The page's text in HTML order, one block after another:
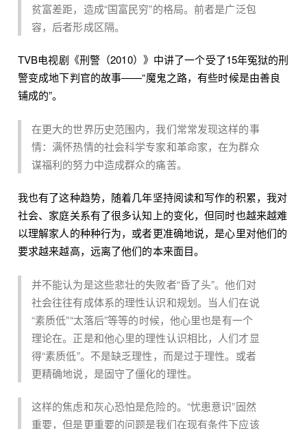
贫富差距，造成“国富民穷”的格局。前者是广泛包
容，后者形成区隔。
TVB电视剧《刑警（2010）》中讲了一个受了15年冤狱的刑
警变成地下判官的故事——“魔鬼之路，有些时候是由善良
铺成的”。
在更大的世界历史范围内，我们常常发现这样的事
情：满怀热情的社会科学专家和革命家，在为群众
谋福利的努力中造成群众的痛苦。
我也有了这种趋势，随着几年坚持阅读和写作的积累，我对
社会、家庭关系有了很多认知上的变化，但同时也越来越难
以理解家人的种种行为，或者更准确地说，是心里对他们的
要求越来越高，远离了他们的本来面目。
并不能认为是这些悲壮的失败者“昏了头”。他们对
社会往往有成体系的理性认识和规划。当人们在说
“素质低”“太落后”等等的时候，他心里也是有一个
理论在。正是和他心里的理性认识相比，人们才显
得“素质低”。不是缺乏理性，而是过于理性。或者
更精确地说，是固守了僵化的理性。
这样的焦虑和灰心恐怕是危险的。“忧患意识”固然
重要，但是更重要的问题是我们在现有条件下应该